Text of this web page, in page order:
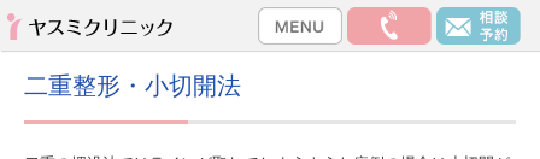
二重整形・小切開法